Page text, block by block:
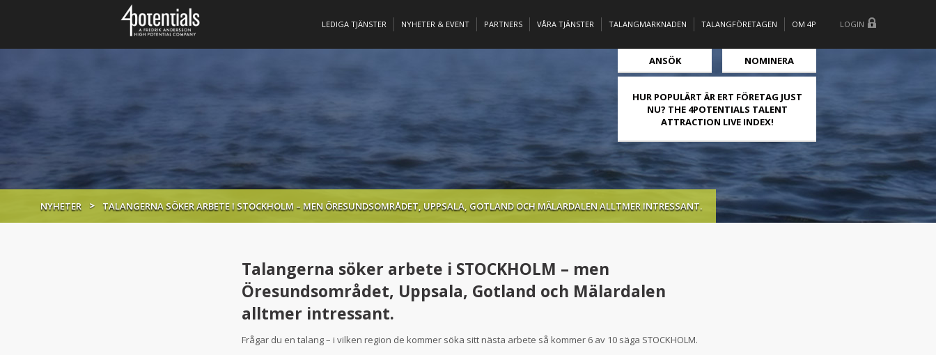
LEDIGA TJÄNSTER NYHETER & EVENT PARTNERS VÅRA TJÄNSTER TALANGMARKNADEN TALANGFÖRETAGEN OM 4P LOGIN
ANSÖK NOMINERA
HUR POPULÄRT ÄR ERT FÖRETAG JUST
NU? THE 4POTENTIALS TALENT
ATTRACTION LIVE INDEX!
NYHETER TALANGERNA SÖKER ARBETE I STOCKHOLM – MEN ÖRESUNDSOMRÅDET, UPPSALA, GOTLAND OCH MÄLARDALEN ALLTMER INTRESSANT.
Talangerna söker arbete i STOCKHOLM – men
Öresundsområdet, Uppsala, Gotland och Mälardalen
alltmer intressant.
Frågar du en talang – i vilken region de kommer söka sitt nästa arbete så kommer 6 av 10 säga STOCKHOLM.